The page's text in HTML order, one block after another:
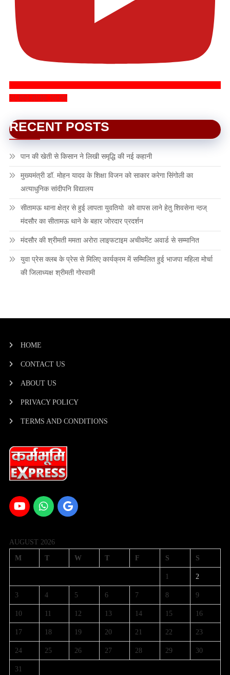
SUBSCRIBE NOW
RECENT POSTS
पान की खेती से किसान ने लिखी समृद्धि की नई कहानी
मुख्यमंत्री डॉ. मोहन यादव के शिक्षा विजन को साकार करेगा सिंगोली का
अत्याधुनिक सांदीपनि विद्यालय
सीतामऊ थाना क्षेत्र से हुई लापता युवतियो को वापस लाने हेतु शिवसेना न्ठज्
मंदसौर का सीतामऊ थाने के बहार जोरदार प्रदर्शन
मंदसौर की श्रीमती ममता अरोरा लाइफटाइम अचीवमेंट अवार्ड से सम्मानित
युवा प्रेस क्लब के प्रेस से मिलिए कार्यक्रम में सम्मिलित हुई भाजपा महिला मोर्चा
की जिलाध्यक्ष श्रीमती गोस्वामी
HOME
CONTACT US
ABOUT US
PRIVACY POLICY
TERMS AND CONDITIONS
AUGUST 2026
M T W T F S S
1 2
3 4 5 6 7 8 9
10 11 12 13 14 15 16
17 18 19 20 21 22 23
24 25 26 27 28 29 30
31